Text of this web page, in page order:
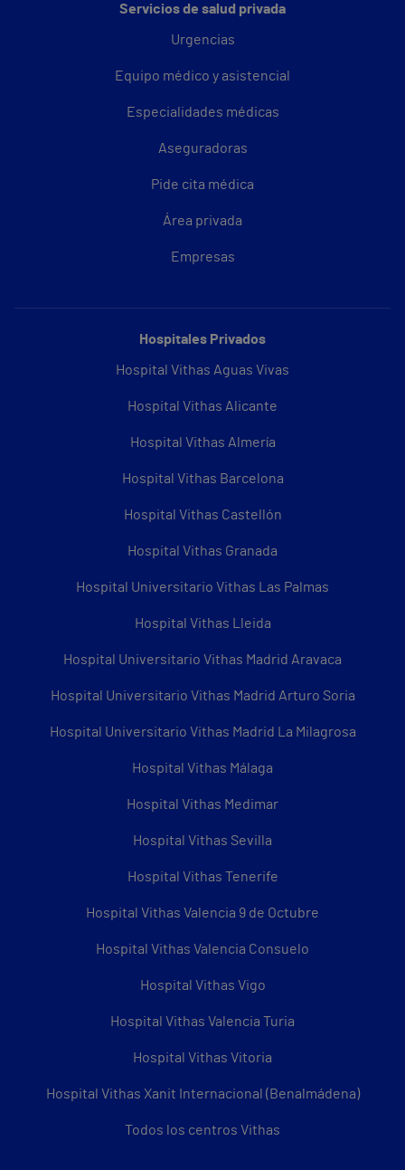
Servicios de salud privada
Urgencias
Equipo médico y asistencial
Especialidades médicas
Aseguradoras
Pide cita médica
Área privada
Empresas
Hospitales Privados
Hospital Vithas Aguas Vivas
Hospital Vithas Alicante
Hospital Vithas Almería
Hospital Vithas Barcelona
Hospital Vithas Castellón
Hospital Vithas Granada
Hospital Universitario Vithas Las Palmas
Hospital Vithas Lleida
Hospital Universitario Vithas Madrid Aravaca
Hospital Universitario Vithas Madrid Arturo Soria
Hospital Universitario Vithas Madrid La Milagrosa
Hospital Vithas Málaga
Hospital Vithas Medimar
Hospital Vithas Sevilla
Hospital Vithas Tenerife
Hospital Vithas Valencia 9 de Octubre
Hospital Vithas Valencia Consuelo
Hospital Vithas Vigo
Hospital Vithas Valencia Turia
Hospital Vithas Vitoria
Hospital Vithas Xanit Internacional (Benalmádena)
Todos los centros Vithas